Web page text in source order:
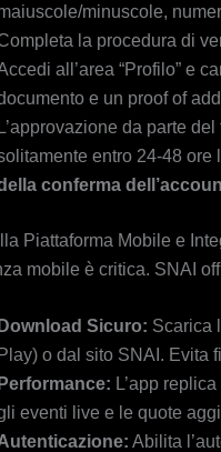
minuscole,
la procedura di
all’area “Profilo” e
e un proof of
L’approvazione da parte
entro 24-48 ore
conferma
Piattaforma Mobile e
mobile è critica. SNAI
Download Sicuro: Scarica
Play) o dal sito SNAI. Evita
Performance: L’app
eventi live e le quote
Abilita